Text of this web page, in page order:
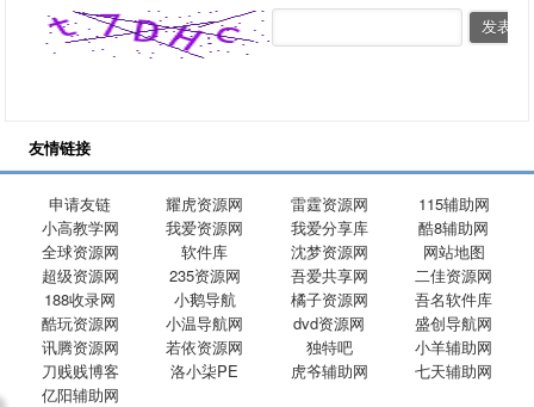
友情链接
申请友链 耀虎资源网 雷霆资源网
115辅助网
小高教学网
我爱资源网 我爱分享库
酷8辅助网
全球资源网
软件库 沈梦资源网
网站地图
超级资源网
235资源网 吾爱共享网
二佳资源网
188收录网
小鹅导航 橘子资源网
吾名软件库
酷玩资源网
小温导航网 dvd资源网
盛创导航网
讯腾资源网
若依资源网 独特吧
小羊辅助网
刀贱贱博客
洛小柒PE 虎爷辅助网
七天辅助网
亿阳辅助网